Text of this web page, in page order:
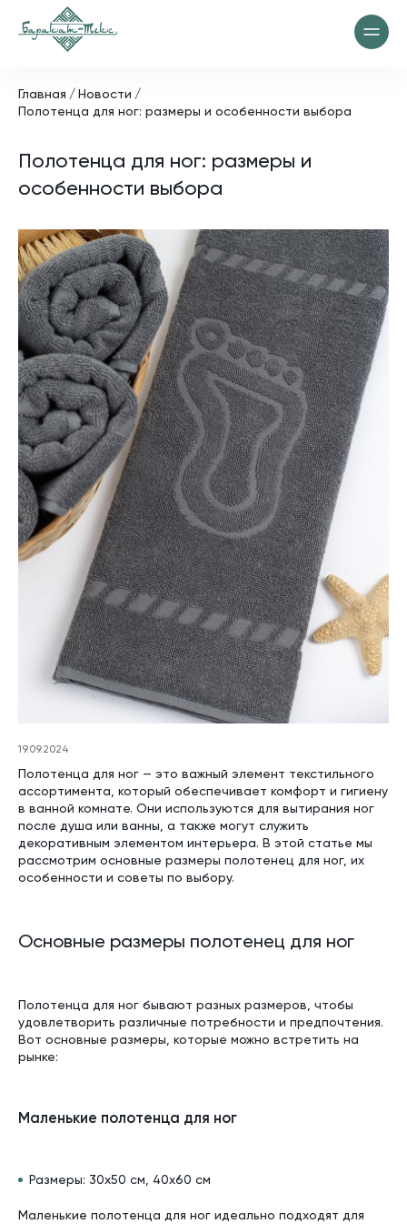
Главная
Новости
Полотенца для ног: размеры и особенности выбора
Полотенца для ног: размеры и
особенности выбора
19.09.2024
Полотенца для ног — это важный элемент текстильного
ассортимента, который обеспечивает комфорт и гигиену
в ванной комнате. Они используются для вытирания ног
после душа или ванны, а также могут служить
декоративным элементом интерьера. В этой статье мы
рассмотрим основные размеры полотенец для ног, их
особенности и советы по выбору.
Основные размеры полотенец для ног
Полотенца для ног бывают разных размеров, чтобы
удовлетворить различные потребности и предпочтения.
Вот основные размеры, которые можно встретить на
рынке:
Маленькие полотенца для ног
Размеры: 30x50 см, 40x60 см
Маленькие полотенца для ног идеально подходят для